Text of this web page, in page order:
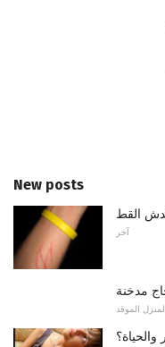
New posts
القط
آخر
مدخنة
الموقد